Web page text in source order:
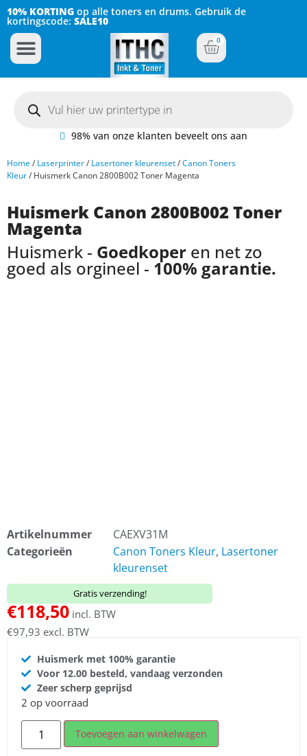
10% KORTING op alle toners en drums. Gebruik de
kortingscode: SALE10
0
98% van onze klanten beveelt ons aan
Home/ Laserprinter/ Lasertoner kleurenset/Canon Toners
Kleur/ Huismerk Canon 2800B002 Toner Magenta
Huismerk Canon 2800B002 Toner
Magenta
Huismerk - Goedkoper en net zo
goed als orgineel - 100% garantie.
Artikelnummer
CAEXV31M
Categorieën
Canon Toners Kleur, Lasertoner
kleurenset
Gratis verzending!
€118,50 incl. BTW
€97,93 excl. BTW
Huismerk met 100% garantie
Voor 12.00 besteld, vandaag verzonden
Zeer scherp geprijsd
2 op voorraad
Toevoegen aan winkelwagen